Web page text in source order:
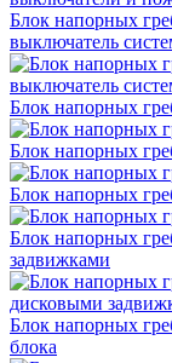
Блок напорных
выключатель
Блок напорных
Блок напорных
Блок напорных
Блок напорных
задвижками
Блок напорных
блока